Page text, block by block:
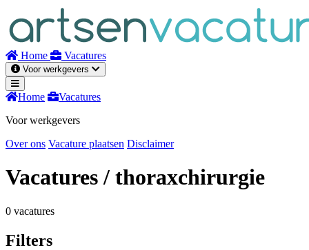
inhoud
Home Vacatures
Voor werkgevers
Home
Vacatures
Voor werkgevers
Over ons Vacature plaatsen Disclaimer
Vacatures/ thoraxchirurgie
0 vacatures
Filters